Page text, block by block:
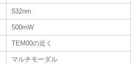
532nm
500mW
TEM00の近く
マルチモーダル